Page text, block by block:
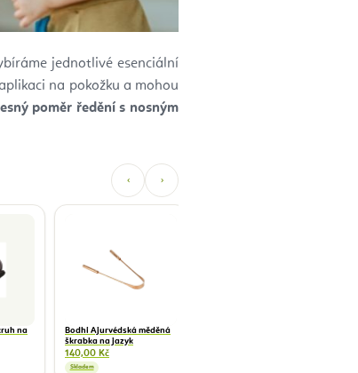
jednotlivé esenciální
na pokožku a mohou
poměr ředění s nosným
‹ ›
na
Bodhi Ajurvédská měděná
škrabka na jazyk
140,00 Kč
Skladem